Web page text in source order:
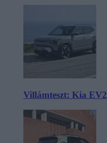
Villámteszt: Kia EV2